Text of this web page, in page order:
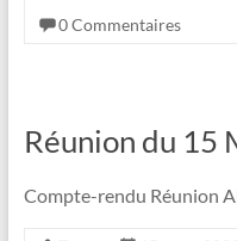
0 Commentaires
Réunion du 15
Compte-rendu Réunion